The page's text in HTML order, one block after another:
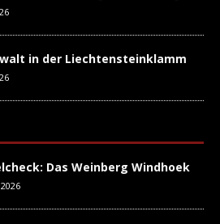
in der Liechtensteinklamm
Das Weinberg Windhoek